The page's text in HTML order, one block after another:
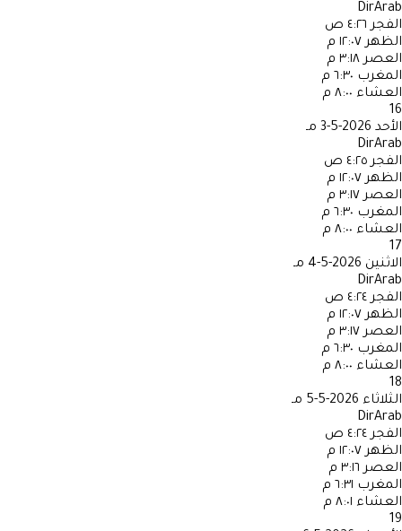
DirArab
الفجر ٤:٢٦ ص
الظهر ١٢:٠٧ م
العصر ٣:١٨ م
المغرب ٦:٣٠ م
العشاء ٨:٠٠ م
16
الأحد 2026-5-3 مـ
DirArab
الفجر ٤:٢٥ ص
الظهر ١٢:٠٧ م
العصر ٣:١٧ م
المغرب ٦:٣٠ م
العشاء ٨:٠٠ م
17
الاثنين 2026-5-4 مـ
DirArab
الفجر ٤:٢٤ ص
الظهر ١٢:٠٧ م
العصر ٣:١٧ م
المغرب ٦:٣٠ م
العشاء ٨:٠٠ م
18
الثلاثاء 2026-5-5 مـ
DirArab
الفجر ٤:٢٤ ص
الظهر ١٢:٠٧ م
العصر ٣:١٦ م
المغرب ٦:٣١ م
العشاء ٨:٠١ م
19